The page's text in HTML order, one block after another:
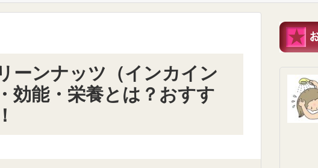
ーンナッツ（インカイン
効能・栄養とは？おすす